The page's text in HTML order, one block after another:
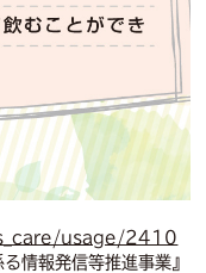
usage/2410
情報発信等推進事業』